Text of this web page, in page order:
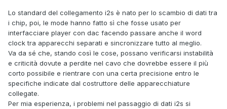
Lo standard del collegamento i2s è nato per lo scambio di dati tra
i chip, poi, le mode hanno fatto sì che fosse usato per
interfacciare player con dac facendo passare anche il word
clock tra apparecchi separati e sincronizzare tutto al meglio.
Va da sé che, stando così le cose, possano verificarsi instabilità
e criticità dovute a perdite nel cavo che dovrebbe essere il più
corto possibile e rientrare con una certa precisione entro le
specifiche indicate dal costruttore delle apparecchiature
collegate.
Per mia esperienza, i problemi nel passaggio di dati i2s si